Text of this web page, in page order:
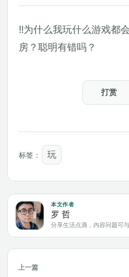
!!为什么我玩什么游戏都
房？聪明有错吗？
打赏
标签： 玩
本文作者
罗 哲
上一篇